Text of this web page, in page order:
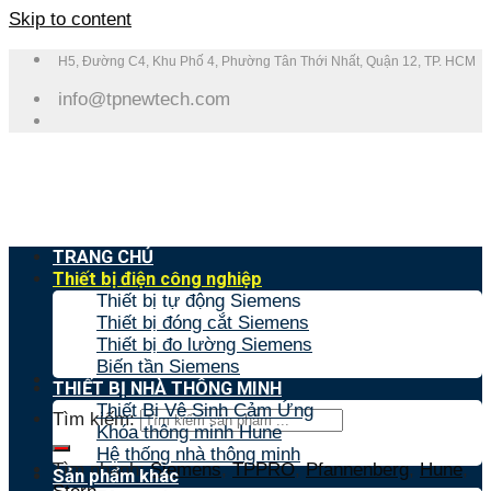
Skip to content
H5, Đường C4, Khu Phố 4, Phường Tân Thới Nhất, Quận 12, TP. HCM
info@tpnewtech.com
Tìm kiếm:
Tìm nhanh:Siemens,TPPRO,Pfannenberg,Hune,
TRANG CHỦ
Thiết bị điện công nghiệp
Thiết bị tự động Siemens
Thiết bị đóng cắt Siemens
Thiết bị đo lường Siemens
Biến tần Siemens
THIẾT BỊ NHÀ THÔNG MINH
Thiết Bị Vệ Sinh Cảm Ứng
Khóa thông minh Hune
Hệ thống nhà thông minh
Sản phẩm khác